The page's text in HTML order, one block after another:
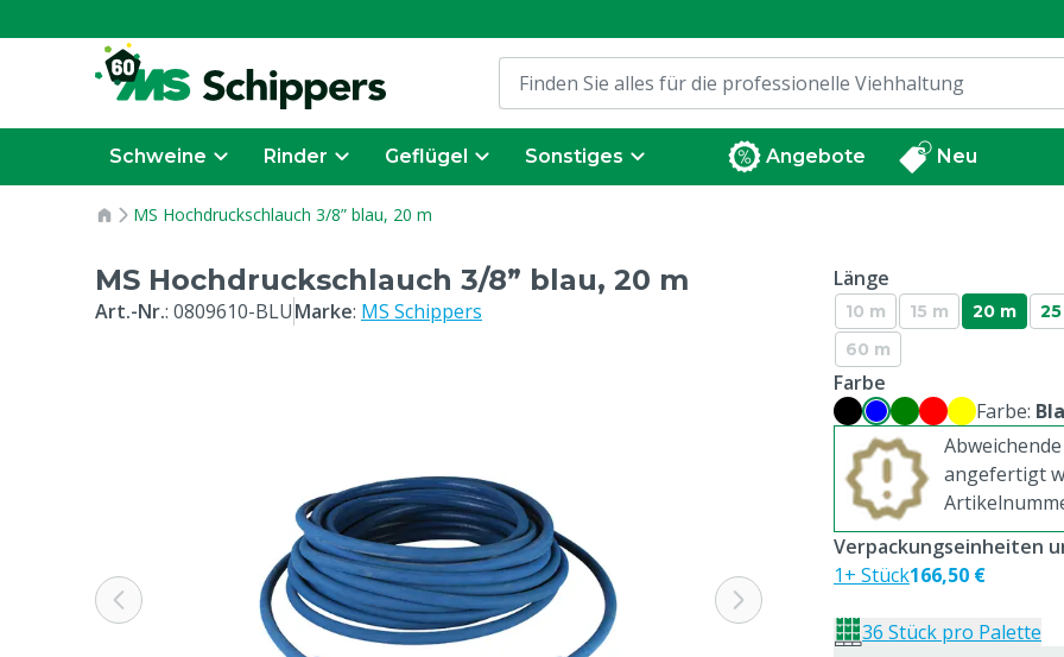
Schweine Rinder Geflügel Sonstiges Angebote Neu
MS Hochdruckschlauch 3/8” blau, 20 m
MS Hochdruckschlauch 3/8” blau, 20 m
Art.-Nr.: 0809610-BLUMarke: MS Schippers
Länge
10 m 15 m 20 m
60 m
Farbe
Farbe:
angefertigt
Verpackungseinheiten
1+ Stück166,50 €
36 Stück pro Palette